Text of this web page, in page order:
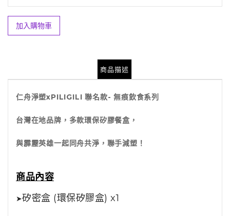
加入購物車
商品描述
仁舟淨塑xPILIGILI 聯名款- 無痕飲食系列
台灣在地品牌，多款環保矽膠餐盒，
與霹靂英雄一起同舟共淨，聯手減塑！
商品內容
➤矽密盒 (環保矽膠盒) x1